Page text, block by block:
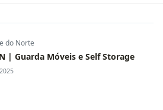
do Norte
| Guarda Móveis e Self Storage